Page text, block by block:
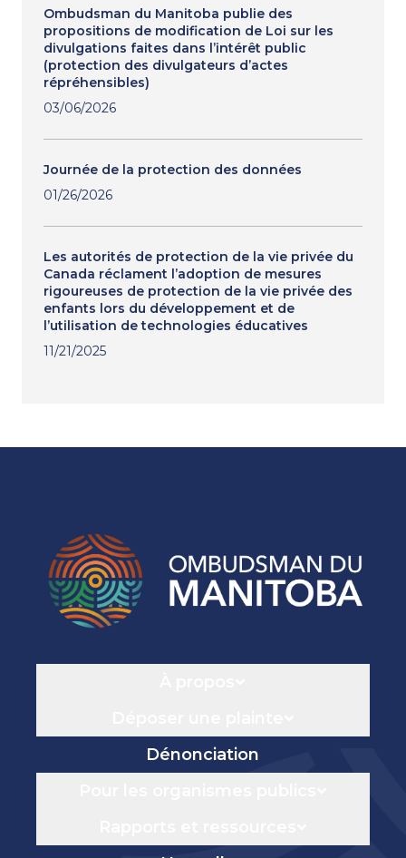
Ombudsman du Manitoba publie des
propositions de modification de Loi sur les
divulgations faites dans l’intérêt public
(protection des divulgateurs d’actes
répréhensibles)
03/06/2026
Journée de la protection des données
01/26/2026
Les autorités de protection de la vie privée du
Canada réclament l’adoption de mesures
rigoureuses de protection de la vie privée des
enfants lors du développement et de
l’utilisation de technologies éducatives
11/21/2025
Dénonciation